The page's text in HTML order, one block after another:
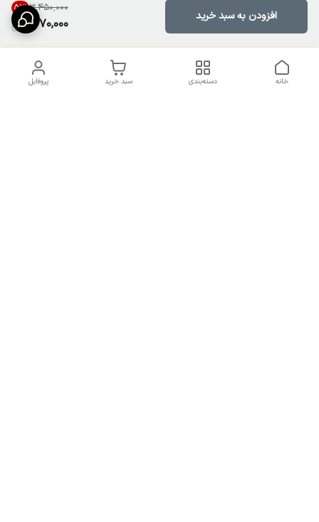
۳٬۴۵۰٬۰۰۰ 51%
1,670,000 افزودن به سبد خرید
پروفایل سبد خرید دسته‌بندی خانه